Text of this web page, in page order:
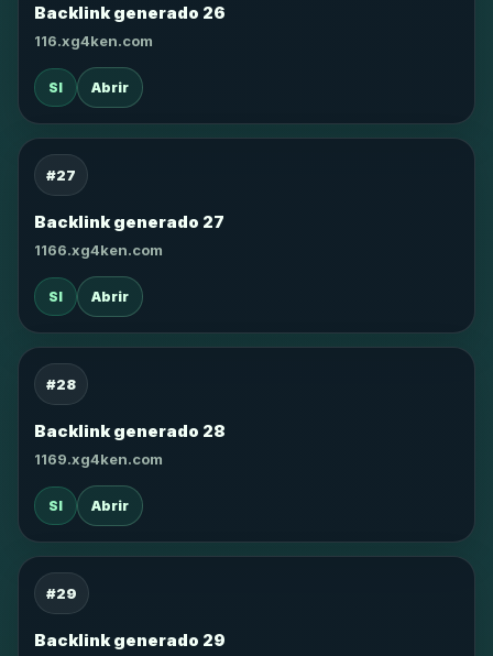
Backlink generado 26
116.xg4ken.com
SI Abrir
#27
Backlink generado 27
1166.xg4ken.com
SI Abrir
#28
Backlink generado 28
1169.xg4ken.com
SI Abrir
#29
Backlink generado 29